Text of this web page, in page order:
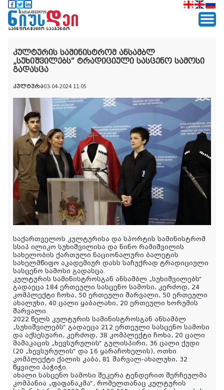
კულტურის სამინისტრომ ანსამბლ
„სუხიშვილებს“ ტრადიციული სასცენო სამოსი
გადასცა
კულტურა03-04-2024 11:05
საქართველოს კულტურისა და სპორტის სამინისტრომ
სსიპ ილიკო სუხიშვილისა და ნინო რამიშვილის
სახელობის ქართული ნაციონალური ბალეტის
სახელმწიფო აკადემიურ დასს საჩუქრად ტრადიციული
სასცენო სამოსი გადასცა.
კულტურის სამინისტროსგან ანსამბლ „სუხიშვილებს“
გადაეცა 184 ერთეული სასცენო სამოსი, კერძოდ, 24
კომპლექტი ჩოხა, 50 ერთეული შარვალი, 50 ერთეული
ახალუხი, 40 ცალი ყაბალახი, 20 ერთეული ხორუმის
შარვალი.
2022 წელს კულტურის სამინისტროსგან ანსამბლ
„სუხიშვილებს“ გადაეცა 212 ერთეული სასცენო სამოსი
და აქსესუარი, კერძოდ, 38 კომპლექტი ჩოხა, 20 ცალი
მამაკაცის „ხევსურულის“ გულისპირი, 36 ცალი ქუდი
(20 „ხევსურულის“ და 16 ყარაჩოხელის), ოთხი
კომპლექტი ქალის კაბა, 81 შარვალ-ახალუხი, 32
წყვილი პაჭიჭი.
ახალი სასცენო სამოსი შეკერა ტენდერით შერჩეულმა
კომპანია „ფაფანაკმა“, რომელთანაც კულტურის